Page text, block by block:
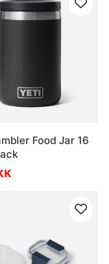
Food Jar 16